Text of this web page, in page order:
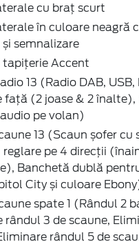
cu braț scurt
în culoare neagră
semnalizare
tapițerie Accent
13 (Radio DAB,
față (2 joase & 2
pe volan)
13 (Scaun șofer cu
reglare pe 4 direcții
Banchetă dublă
City și culoare
spate 1 (Rândul 2
rândul 3 de scaune,
rândul 5 de